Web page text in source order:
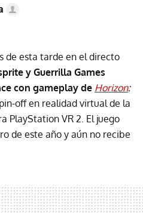
de esta tarde en el directo
y Guerrilla Games
con gameplay de Horizon:
off en realidad virtual de la
PlayStation VR 2. El juego
de este año y aún no recibe